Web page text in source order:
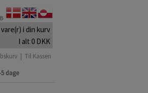
i din kurv
I alt 0 DKK
| Til Kassen
dage